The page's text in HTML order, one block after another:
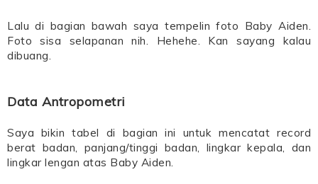
Lalu di bagian bawah saya tempelin foto Baby Aiden.
Foto sisa selapanan nih. Hehehe. Kan sayang kalau
dibuang.
Data Antropometri
Saya bikin tabel di bagian ini untuk mencatat record
berat badan, panjang/tinggi badan, lingkar kepala, dan
lingkar lengan atas Baby Aiden.